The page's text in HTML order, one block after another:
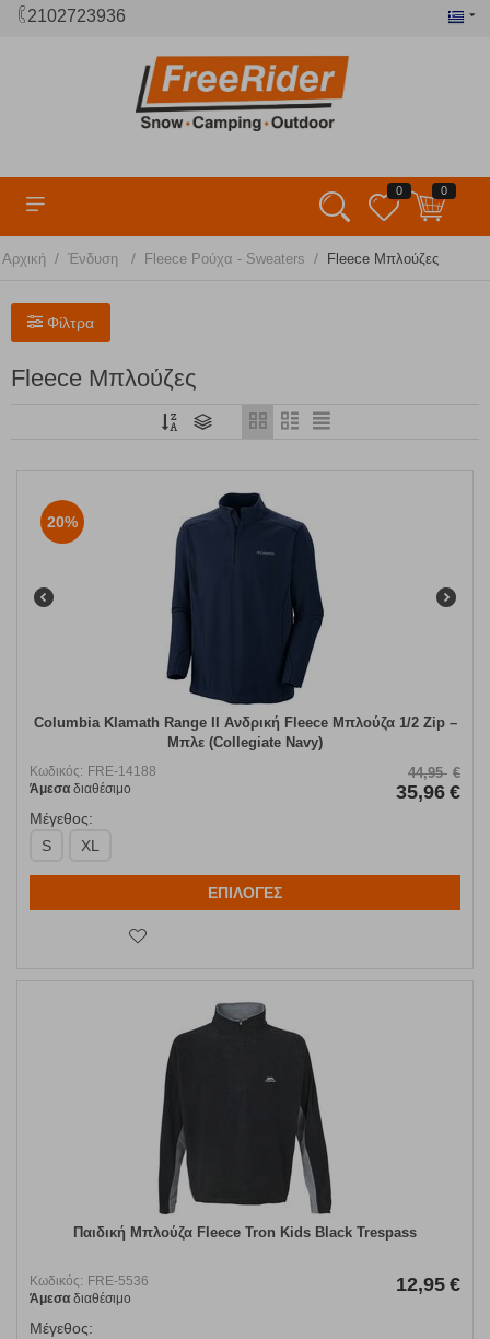
2102723936
0 0
Αρχική / Ένδυση / Fleece Ρούχα - Sweaters / Fleece Μπλούζες
Φίλτρα
Fleece Μπλούζες
20%
Columbia Klamath Range II Ανδρική Fleece Μπλούζα 1/2 Zip –
Μπλε (Collegiate Navy)
Κωδικός: FRE-14188
Άμεσα διαθέσιμο
44,95 €
35,96 €
Μέγεθος:
S
XL
ΕΠΙΛΟΓΕΣ
Παιδική Μπλούζα Fleece Tron Kids Black Trespass
Κωδικός: FRE-5536
Άμεσα διαθέσιμο
12,95 €
Μέγεθος: